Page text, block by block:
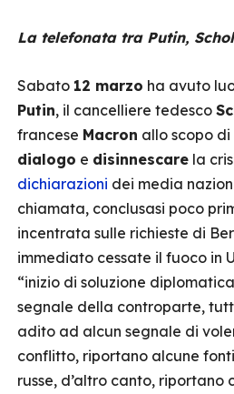
La telefonata tra Putin,
Sabato 12 marzo ha avuto
Putin, il cancelliere tedesco
francese Macron allo scopo
dialogo e disinnescare la
dichiarazioni dei media
chiamata, conclusasi poco
incentrata sulle richieste di
immediato cessate il fuoco in
“inizio di soluzione
segnale della controparte,
adito ad alcun segnale di
conflitto, riportano alcune
russe, d’altro canto, riportano